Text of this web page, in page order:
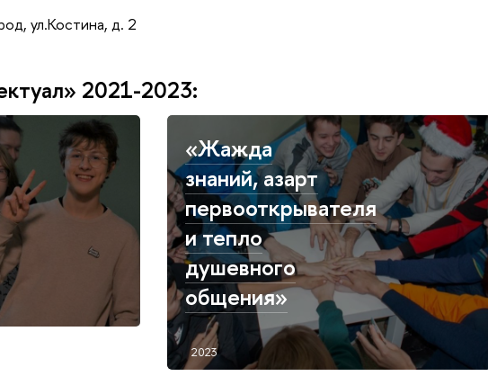
ул.Костина, д. 2
2021-2023:
«Жажда
знаний, азарт
первооткрывателя
и тепло
душевного
общения»